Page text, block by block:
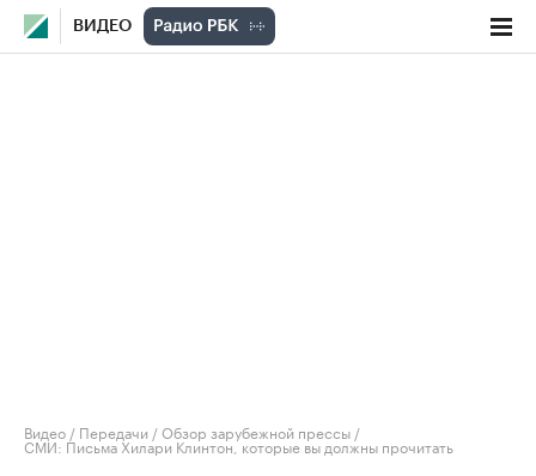
ВИДЕО
Видео / Передачи /Обзор зарубежной прессы /
СМИ: Письма Хилари Клинтон, которые вы должны прочитать